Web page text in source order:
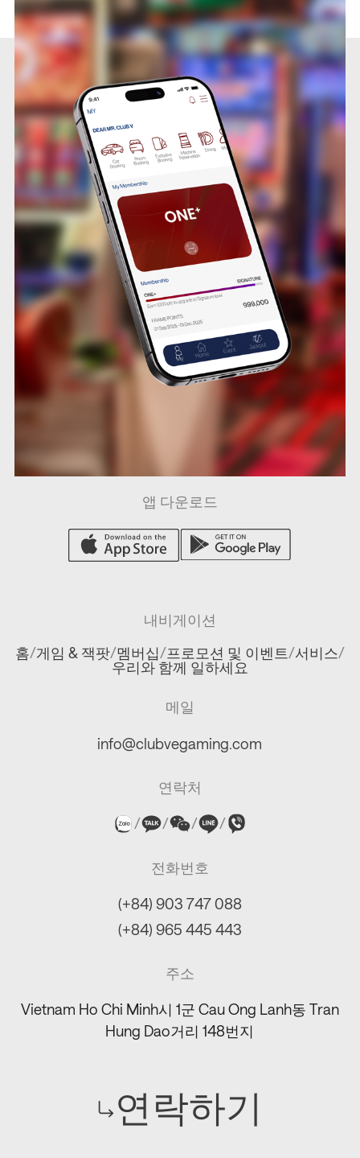
내비게이션
홈/게임 & 잭팟/멤버십/프로모션 및 이벤트/서비스/
우리와 함께 일하세요
앱 다운로드
메일
info@clubvegaming.com
연락처
/ / / /
전화번호
(+84) 903 747 088
(+84) 965 445 443
주소
Vietnam Ho Chi Minh시 1군 Cau Ong Lanh동 Tran
Hung Dao거리 148번지
연락하기